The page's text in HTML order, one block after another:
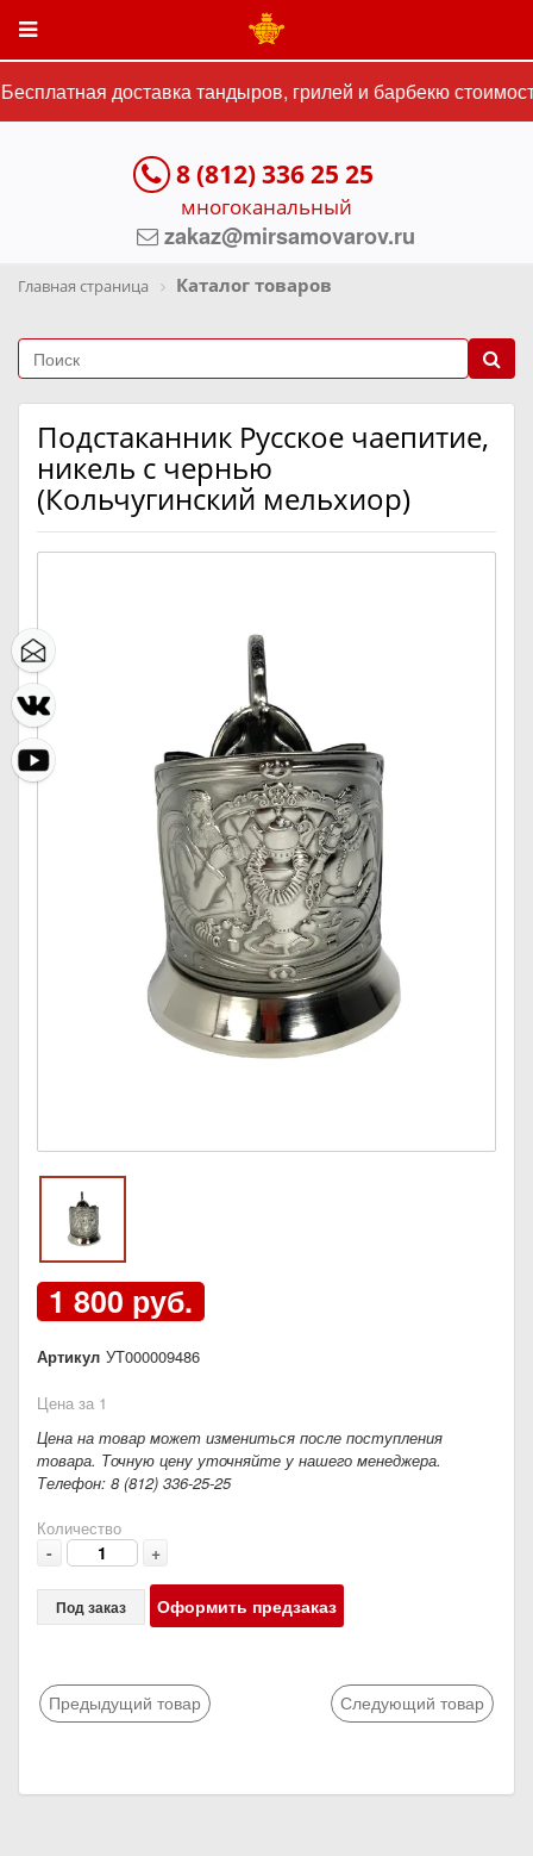
доставка тандыров, грилей и барбекю
8 (812) 336 25 25
многоканальный
zakaz@mirsamovarov.ru
Главная страница Каталог товаров
Подстаканник Русское чаепитие,
никель с чернью
(Кольчугинский мельхиор)
1 800 руб.
Артикул УТ000009486
Цена за 1
Цена на товар может измениться после поступления
товара. Точную цену уточняйте у нашего менеджера.
Телефон: 8 (812) 336-25-25
Количество
- +
Под заказ Оформить предзаказ
Предыдущий товар Следующий товар